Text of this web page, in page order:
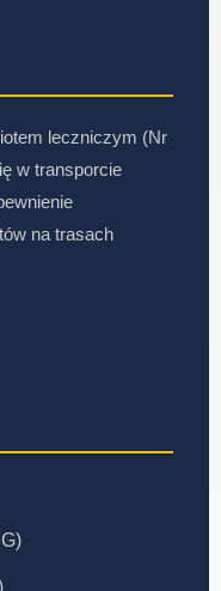
leczniczym (Nr
w transporcie
na trasach